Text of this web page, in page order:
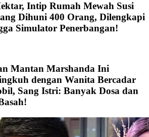
Intip Rumah Mewah Susi
Dihuni 400 Orang, Dilengkapi
Simulator Penerbangan!
Mantan Marshanda Ini
dengan Wanita Bercadar
Sang Istri: Banyak Dosa dan